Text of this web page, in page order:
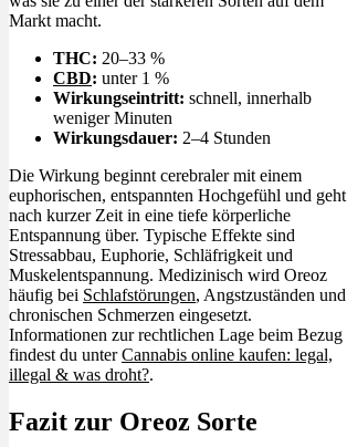
Markt macht.
THC: 20–33 %
CBD: unter 1 %
Wirkungseintritt: schnell, innerhalb
weniger Minuten
Wirkungsdauer: 2–4 Stunden
Die Wirkung beginnt cerebraler mit einem
euphorischen, entspannten Hochgefühl und geht
nach kurzer Zeit in eine tiefe körperliche
Entspannung über. Typische Effekte sind
Stressabbau, Euphorie, Schläfrigkeit und
Muskelentspannung. Medizinisch wird Oreoz
häufig bei Schlafstörungen, Angstzuständen und
chronischen Schmerzen eingesetzt.
Informationen zur rechtlichen Lage beim Bezug
findest du unterCannabis online kaufen: legal,
illegal & was droht?.
Fazit zur Oreoz Sorte